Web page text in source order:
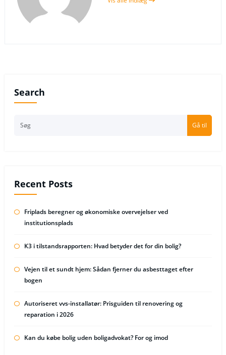
Search
Gå til
Recent Posts
Friplads beregner og økonomiske overvejelser ved
institutionsplads
K3 i tilstandsrapporten: Hvad betyder det for din bolig?
Vejen til et sundt hjem: Sådan fjerner du asbesttaget efter
bogen
Autoriseret vvs-installatør: Prisguiden til renovering og
reparation i 2026
Kan du købe bolig uden boligadvokat? For og imod